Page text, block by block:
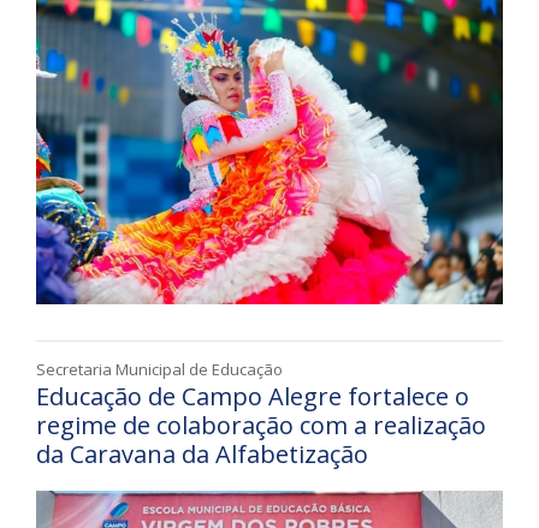
Secretaria Municipal de Educação
Educação de Campo Alegre fortalece o
regime de colaboração com a realização
da Caravana da Alfabetização